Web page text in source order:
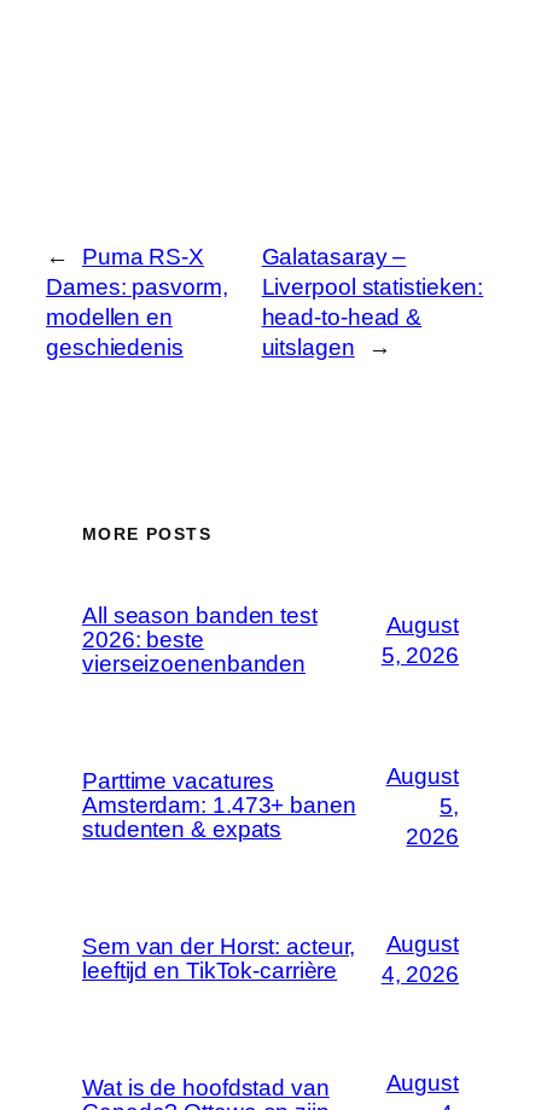
←
Puma RS-X
Dames: pasvorm,
modellen en
geschiedenis
Galatasaray –
Liverpool statistieken:
head-to-head &
uitslagen
→
MORE POSTS
All season banden test
2026: beste
vierseizoenenbanden
August
5, 2026
Parttime vacatures
Amsterdam: 1.473+ banen
studenten & expats
August
5,
2026
Sem van der Horst: acteur,
leeftijd en TikTok-carrière
August
4, 2026
Wat is de hoofdstad van
August